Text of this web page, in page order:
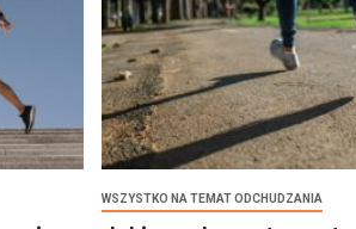
WSZYSTKO NA TEMAT ODCHUDZANIA